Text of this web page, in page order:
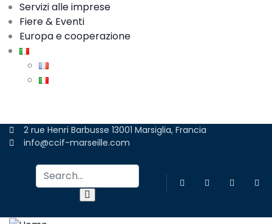
Servizi alle imprese
Fiere & Eventi
Europa e cooperazione
2 rue Henri Barbusse 13001 Marsiglia, Francia
info@ccif-marseille.com